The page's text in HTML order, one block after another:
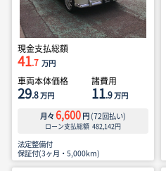
現金支払総額
41.7 万円
車両本体価格
29.8万円
諸費用
11.9万円
月々 6,600 円 (72回払い)
ローン支払総額 482,142円
法定整備付
保証付(3ヶ月・5,000km)